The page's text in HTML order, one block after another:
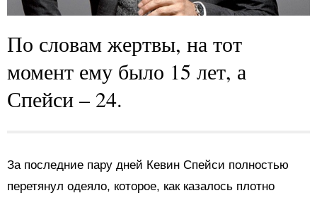
По словам жертвы, на тот
момент ему было 15 лет, а
Спейси – 24.
За последние пару дней Кевин Спейси полностью
перетянул одеяло, которое, как казалось плотно